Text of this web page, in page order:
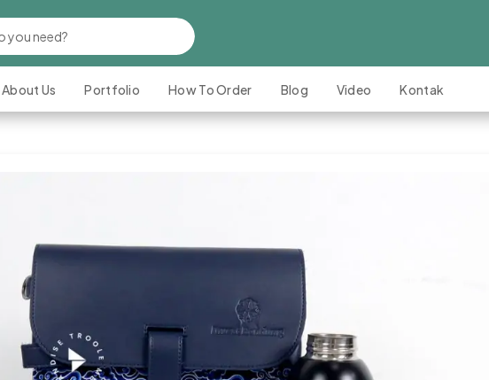
About Us Portfolio How To Order Blog Video Kontak